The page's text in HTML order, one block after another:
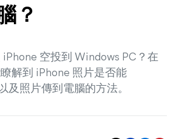
？
空投到 Windows PC？在
解到 iPhone 照片是否能
及照片傳到電腦的方法。